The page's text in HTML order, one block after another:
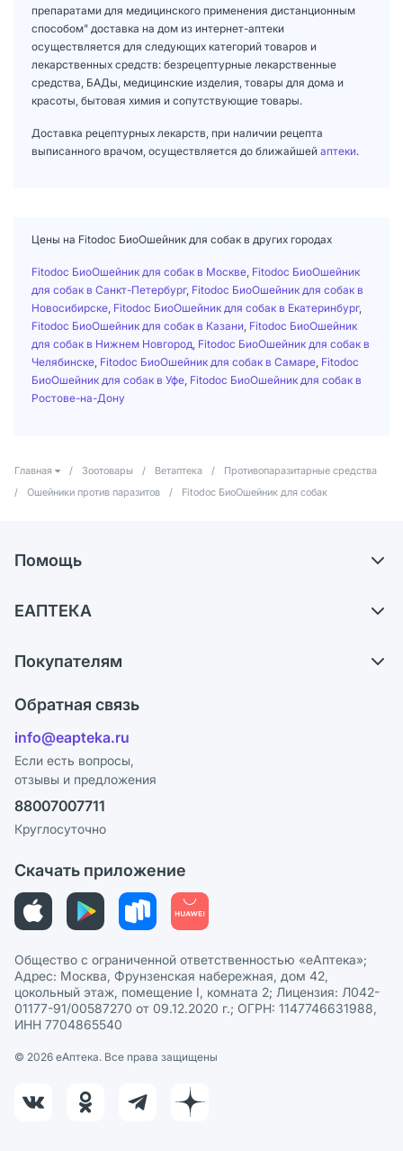
препаратами для медицинского применения дистанционным
способом" доставка на дом из интернет-аптеки
осуществляется для следующих категорий товаров и
лекарственных средств: безрецептурные лекарственные
средства, БАДы, медицинские изделия, товары для дома и
красоты, бытовая химия и сопутствующие товары.
Доставка рецептурных лекарств, при наличии рецепта
выписанного врачом, осуществляется до ближайшей аптеки.
Цены на Fitodoс БиоОшейник для собак в других городах
Fitodoс БиоОшейник для собак в Москве Fitodoс БиоОшейник
для собак в Санкт-Петербург, Fitodoс БиоОшейник для собак в
Новосибирске Fitodoс БиоОшейник для собак в Екатеринбург,
Fitodoс БиоОшейник для собак в Казани Fitodoс БиоОшейник
для собак в Нижнем Новгород Fitodoс БиоОшейник для собак в
Челябинске Fitodoс БиоОшейник для собак в Самаре Fitodoс
БиоОшейник для собак в Уфе Fitodoс БиоОшейник для собак в
Ростове-на-Дону
Главная / Зоотовары / Ветаптека /
Противопаразитарные средства
/
Ошейники против паразитов / Fitodoс БиоОшейник для собак
Помощь
Самовывоз из аптек
Ответы на вопросы
Блог
ЕАПТЕКА
Карьера
Поставщики
Лицензия
Реклама на сайте
Ваши товары на ЕАПТЕКЕ
Покупателям
Программа СберСпасибо
Политика конфиденциальности
Пользовательское соглашение
Политика рекомендаций
Этика и соответствие
Политика в отношении обработки персональных данных
Обратная связь
info@eapteka.ru
Если есть вопросы,
отзывы и предложения
88007007711
Круглосуточно
Скачать приложение
Общество с ограниченной ответственностью «еАптека»;
Адрес: Москва, Фрунзенская набережная, дом 42,
цокольный этаж, помещение I, комната 2; Лицензия: Л042-
01177-91/00587270 от 09.12.2020 г.; ОГРН: 1147746631988,
ИНН 7704865540
© 2026 eАптека. Все права защищены